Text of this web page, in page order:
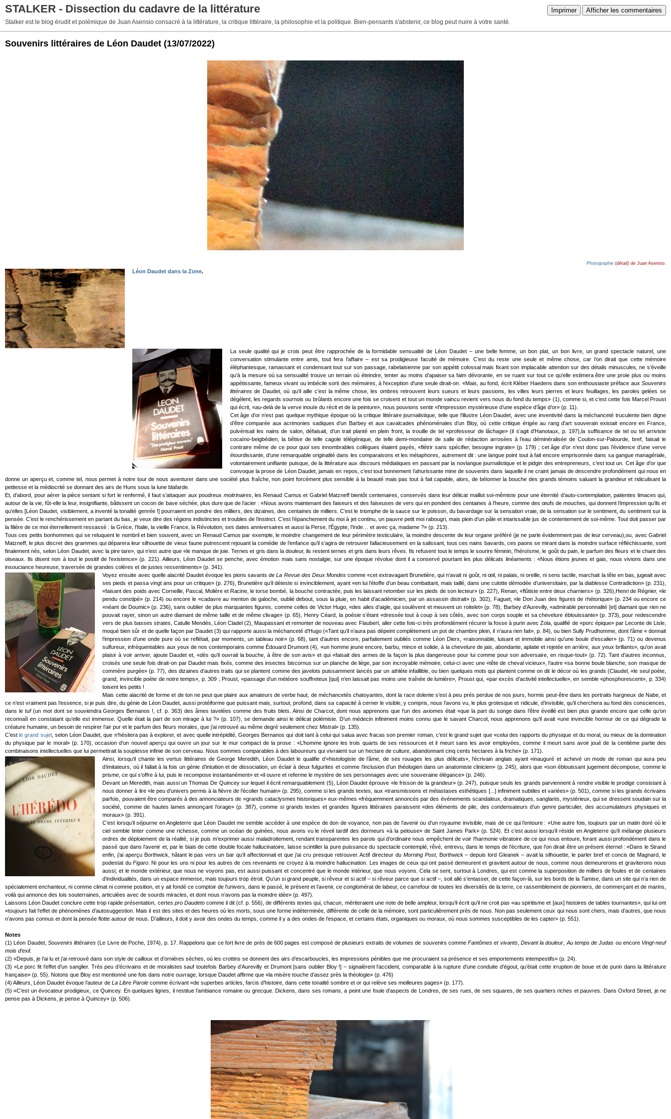
Imprimer Afficher les commentaires
STALKER - Dissection du cadavre de la littérature
Stalker est le blog érudit et polémique de Juan Asensio consacré à la littérature, la critique littéraire, la philosophie et la politique. Bien-pensants s'abstenir, ce blog peut nuire à votre santé.
Souvenirs littéraires de Léon Daudet (13/07/2022)
Photographie (détail) de Juan Asensio.
Léon Daudet dans la Zone.
La seule qualité qui je crois peut être rapprochée de la formidable sensualité de Léon Daudet – une belle femme, un bon plat, un bon livre, un grand spectacle naturel, une
conversation stimulante entre amis, tout fera l’affaire – est sa prodigieuse faculté de mémoire. C’est du reste une seule et même chose, car l’on dirait que cette mémoire
éléphantesque, ramassant et condensant tout sur son passage, rabelaisienne par son appétit colossal mais fixant son implacable attention sur des détails minuscules, ne s’éveille
qu’à la mesure où sa sensualité trouve un terrain où éteindre, tenter au moins d’apaiser sa faim dévorante, en se ruant sur tout ce qu'elle estimera être une proie plus ou moins
appétissante, fameux vivant ou imbécile sorti des mémoires, à l'exception d'une seule dirait-on. «Mais, au fond, écrit Kléber Haedens dans son enthousiaste préface aux Souvenirs
littérairesde Daudet, où qu’il aille c’est la même chose, les ombres retrouvent leurs sueurs et leurs passions, les villes leurs pierres et leurs feuillages, les paroles gelées se
dégèlent, les regards sournois ou brûlants encore une fois se croisent et tout un monde vaincu revient vers nous du fond du temps» (1), comme si, et c’est cette fois Marcel Proust
qui écrit, «au-delà de la verve inouïe du récit et de la peinture», nous pouvions sentir «l’impression mystérieuse d’une espèce d’âge d’or» (p. 11).
Cet âge d’or n’est pas quelque mythique époque où la critique littéraire journalistique, telle que l’illustre Léon Daudet, avec une inventivité dans la méchanceté truculente bien digne
d’être comparée aux acrimonies sadiques d’un Barbey et aux cavalcades phénoménales d’un Bloy, où cette critique érigée au rang d’art souverain existait encore en France,
pulvérisait les nains de salon, défaisait, d’un trait planté en plein front, la trouille de tel «professeur de lâchage» (il s’agit d’Hanotaux, p. 197),la suffisance de tel ou tel arriviste
cocaïno-beigbédien, la bêtise de telle cagole télégénique, de telle demi-mondaine de salle de rédaction arrosées à l’eau déminéralisée de Coulon-sur-Palourde, bref, faisait le
contraire même de ce pour quoi ses innombrables collègues étaient payés, «flétrir sans spécifier, besogne ingrate» (p. 179) ; cet âge d’or n’est donc pas l’évidence d’une verve
étourdissante, d’une remarquable originalité dans les comparaisons et les métaphores, autrement dit : une langue point tout à fait encore emprisonnée dans sa gangue managériale,
volontairement unifiante puisque, de la littérature aux discours médiatiques en passant par la novlangue journalistique et le pidgin des entrepreneurs, c’est tout un. Cet âge d’or que
convoque la prose de Léon Daudet, jamais en repos, c’est tout bonnement l’ahurissante mine de souvenirs dans laquelle il ne craint jamais de descendre profondément qui nous en
donne un aperçu et, comme tel, nous permet à notre tour de nous aventurer dans une société plus fraîche, non point forcément plus sensible à la beauté mais pas tout à fait capable, alors, de bétonner la bouche des grands témoins saluant la grandeur et ridiculisant la
petitesse et la médiocrité se donnant des airs de Huns sous la lune blafarde.
Et, d’abord, pour aérer la pièce sentant si fort le renfermé, il faut s’attaquer aux poudreux moitrinaires, les Renaud Camus et Gabriel Matzneff bientôt centenaires, conservés dans leur délicat maillot soi-mêmiste pour une éternité d’auto-contemplation, patientes limaces qui,
autour de la vie, fût-elle la leur, insignifiante, bâtissent un cocon de bave séchée, plus dure que de l’acier : «Nous avons maintenant des faiseurs et des faiseuses de vers qui en pondent des centaines à l’heure, comme des œufs de mouches, qui donnent l’impression qu’ils et
qu’elles [Léon Daudet, visiblement, a inventé la tonalité genrée !] pourraient en pondre des milliers, des dizaines, des centaines de milliers. C’est le triomphe de la sauce sur le poisson, du bavardage sur la sensation vraie, de la sensation sur le sentiment, du sentiment sur la
pensée. C’est le renchérissement en partant du bas, je veux dire des régions indistinctes et troubles de l’instinct. C’est l’épanchement du moi à jet continu, un pauvre petit moi rabougri, mais plein d’un pâle et intarissable jus de contentement de soi-même. Tout doit passer par
la filière de ce moi éternellement ressassé : la Grèce, l’Italie, la vieille France, la Révolution, ses dates anniversaires et aussi la Perse, l’Égypte, l’Inde… et avec ça, madame ?» (p. 213).
Tous ces petits bonhommes qui se reluquent le nombril et bien souvent, avec un Renaud Camus par exemple, le moindre changement de leur périmètre testiculaire, la moindre descente de leur organe préféré (je ne parle évidemment pas de leur cerveau),ou, avec Gabriel
Matzneff, le plus discret des grammes qui déparera leur silhouette de vieux faune putrescent rejouant la comédie de l’enfance qu’il s’agira de retrouver fallacieusement en la salissant, tous ces nains bavards, ces paons se mirant dans la moindre surface réfléchissante, sont
finalement nés, selon Léon Daudet, avec la pire tare», qui n’est autre que «le manque de joie. Ternes et gris dans la douleur, ils restent ternes et gris dans leurs rêves. Ils refusent tout le temps le sourire féminin, l’héroïsme, le goût du pain, le parfum des fleurs et le chant des
oiseaux. Ils disent non à tout le positif de l’existence» (p. 221). Ailleurs, Léon Daudet se penche, avec émotion mais sans nostalgie, sur une époque révolue dont il a conservé pourtant les plus délicats linéaments : «Nous étions jeunes et gais, nous vivions dans une
insouciance heureuse, traversée de grandes colères et de justes ressentiments» (p. 341).
Voyez ensuite avec quelle alacrité Daudet évoque les pions savants deLa Revue des Deux Mondescomme «cet extravagant Brunetière, qui n’avait ni goût, ni œil, ni palais, ni oreille, ni sens tactile, marchait la tête en bas, jugeait avec
ses pieds et passa vingt ans pour un critique» (p. 276), Brunetière qu’il déteste si invinciblement, ayant «en lui l’étoffe d’un beau combattant, mais taillé, dans une culotte démodée d’universitaire, par la diablesse Contradiction» (p. 231),
«faisant des poids avec Corneille, Pascal, Molière et Racine, le torse bombé, la bouche contractée, puis les laissant retomber sur les pieds de son lecteur» (p. 227), Renan, «flûtiste entre deux charniers» (p. 326),Henri de Régnier, «le
pendu constipé» (p. 214) ou encore le «cadavre au menton de galoche, oublié debout, sous la pluie, en habit d’académicien, par un assassin distrait» (p. 302), Faguet, «le Don Juan des figures de rhétorique» (p. 234 ou encore ce
«néant de Doumic» (p. 236), sans oublier de plus marquantes figures, comme celles de Victor Hugo, «des ailes d’aigle, qui soulèvent et meuvent un roitelet» (p. 78), Barbey d’Aurevilly, «admirable personnalité [et] diamant que rien ne
pouvait rayer, sinon un autre diamant de même taille et de même clivage» (p. 65), Henry Céard, la poésie s’étant «dressée tout à coup à ses côtés, avec son corps souple et sa chevelure éblouissante» (p. 373), pour redescendre
vers de plus basses strates, Catulle Mendès, Léon Cladel (2), Maupassant et remonter de nouveau avec Flaubert, aller cette fois-ci très profondément récurer la fosse à purin avec Zola, qualifié de «porc épique» par Leconte de Lisle,
moqué bien sûr et de quelle façon par Daudet (3) qui rapporte aussi la méchanceté d’Hugo («Tant qu’il n’aura pas dépeint complètement un pot de chambre plein, il n’aura rien fait», p. 84), ou bien Sully Prudhomme, dont l’âme « donnait
l’impression d’une onde pure où se reflétait, par moments, un tableau noir» (p. 68), tant d’autres encore, parfaitement oubliés comme Léon Dierx, «raisonnable, luisant et immobile ainsi qu’une boule d’escalier» (p. 71) ou devenus
sulfureux, infréquentables aux yeux de nos contemporains comme Édouard Drumont (4), «un homme jeune encore, barbu, mince et solide, à la chevelure de jais, abondante, aplatie et rejetée en arrière, aux yeux brillants», qu’on avait
plaisir à voir arriver, ajoute Daudet et, «dès qu’il ouvrait la bouche, à être de son avis» et qui «faisait des armes de la façon la plus dangereuse pour lui comme pour son adversaire, en risque-tout» (p. 72). Tant d’autres inconnus,
croisés une seule fois dirait-on par Daudet mais fixés, comme des insectes biscornus sur un planche de liège, par son incroyable mémoire, celui-ci avec une «tête de cheval vicieux», l’autre «sa bonne boule blanche, son masque de
commère purgée» (p. 77), des dizaines d’autres traits qui se plantent comme des javelots puissamment lancés par un athlète infaillible, ou bien quelques mots qui plantent comme on dit le décor où les grands (Claudel, «le seul poète,
grand, invincible poète de notre temps», p. 309 ; Proust, «passage d’un météore souffreteux [qui] n’en laissait pas moins une traînée de lumière», Proust qui, «par excès d’activité intellectuelle», en semble «phosphorescent», p. 334)
toisent les petits !
Mais cette alacrité de forme et de ton ne peut que plaire aux amateurs de verbe haut, de méchancetés chatoyantes, dont la race dolente s’est à peu près perdue de nos jours, hormis peut-être dans les portraits hargneux de Nabe, et
ce n’est vraiment pas l’essence, si je puis dire, du génie de Léon Daudet, aussi protéiforme que puissant mais, surtout, profond, dans sa capacité à cerner le visible, y compris, nous l’avons vu, le plus grotesque et ridicule, d’invisible, qu’il cherchera au fond des consciences,
dans le tuf(un mot dont se souviendra Georges Bernanos !, cf. p. 363) des âmes tavelées comme des fruits blets. Ainsi de Charcot, dont nous apprenons que l’un des axiomes était «que la part du songe dans l’être éveillé est bien plus grande encore que celle qu’on
reconnaît en constatant qu’elle est immense. Quelle était la part de son mirage à lui ?» (p. 107), se demande ainsi le délicat polémiste. D’un médecin infiniment moins connu que le savant Charcot, nous apprenons qu’il avait «une invincible horreur de ce qui dégrade la
créature humaine, un besoin de respirer l’air pur et le parfum des fleurs morales, que j’ai retrouvé au même degré seulement chez Mistral» (p. 135).
C’est le grand sujet, selon Léon Daudet, que n’hésitera pas à explorer, et avec quelle intrépidité, Georges Bernanos qui doit tant à celui qui salua avec fracas son premier roman, c’est le grand sujet que «celui des rapports du physique et du moral, ou mieux de la domination
du physique par le moral» (p. 170), occasion d’un nouvel aperçu qui ouvre un jour sur le mur compact de la prose : «L’homme ignore les trois quarts de ses ressources et il meurt sans les avoir employées, comme il meurt sans avoir joué de la centième partie des
combinaisons intellectuelles que lui permettrait la souplesse infinie de son cerveau. Nous sommes comparables à des laboureurs qui vivraient sur un hectare de culture, abandonnant cinq cents hectares à la friche» (p. 171).
Ainsi, lorsqu’il chante les vertus littéraires de George Meredith, Léon Daudet le qualifie d’«histologiste de l’âme, de ses rouages les plus délicats», l’écrivain anglais ayant «inauguré et achevé un mode de roman qui aura peu
d’imitateurs, où il fallait à la fois un génie d’intuition et de dissociation, un éclair à deux fulgurites et comme l’inclusion d’un théologien dans un anatomiste clinicien» (p. 245), alors que «son éblouissant jugement décompose, comme le
prisme, ce qui s’offre à lui, puis le recompose instantanément» et «il ouvre et referme le mystère de ses personnages avec une souveraine élégance» (p. 246).
Devant un Meredith, mais aussi un Thomas De Quincey sur lequel il écrit remarquablement (5), Léon Daudet éprouve «le frisson de la grandeur» (p. 247), puisque seuls les grands parviennent à rendre visible le prodige consistant à
nous donner à lire «le peu d’univers permis à la fièvre de l’écolier humain» (p. 295), comme si les grands textes, aux «transmissions et métastases esthétiques [...] infiniment subtiles et variées» (p. 501), comme si les grands écrivains
parfois, pouvaient être comparés à des annonciateurs de «grands cataclysmes historiques» eux-mêmes «fréquemment annoncés par des événements scandaleux, dramatiques, sanglants, mystérieux, qui se dressent soudain sur la
société, comme de hautes lames annonçant l’orage» (p. 387), comme si grands textes et grandes figures littéraires paraissent «des éléments de pile, des condensateurs d’un genre particulier, des accumulateurs physiques et
moraux» (p. 391).
C’est lorsqu’il séjourne en Angleterre que Léon Daudet me semble accéder à une espèce de don de voyance, non pas de l’avenir ou d’un royaume invisible, mais de ce qui l’entoure : «Une autre fois, toujours par un matin doré où le
ciel semble tinter comme une richesse, comme un océan de guinées, nous avons vu le réveil tardif des dormeurs «à la pelouse» de Saint James Park» (p. 524). Et c’est aussi lorsqu’il réside en Angleterre qu’il mélange plusieurs
ordres de déploiement de la réalité, si je puis m’exprimer aussi maladroitement, rendant transparentes les parois qui d’ordinaire nous empêchent de voir l’harmonie vibratoire de ce qui nous entoure, forant aussi profondément dans le
passé que dans l’avenir et, par le biais de cette double focale hallucinatoire, laisse scintiller la pure puissance du spectacle contemplé, rêvé, entrevu, dans le temps de l’écriture, que l’on dirait être un présent éternel : «Dans le Strand
enfin, j’ai aperçu Borthwick, hâtant le pas vers un bar qu’il affectionnait et que j’ai cru presque retrouver. Actif directeur du Morning Post, Borthwick – depuis lord Gleanek – avait la silhouette, le parler bref et concis de Magnard, le
podestat duFigaro . Ni pour les uns ni pour les autres de ces revenants ne croyez à la moindre hallucination. Les images de ceux qui ont passé demeurent et gravitent autour de nous, comme nous demeurerons et graviterons nous
aussi; et le monde extérieur, que nous ne voyons pas, est aussi puissant et concentré que le monde intérieur, que nous voyons. Cela se sent, surtout à Londres, qui est comme la superposition de milliers de foules et de centaines
d’individualités, dans un espace immense, mais toujours trop étroit. Qu’un si grand peuple, si rêveur et si actif – si rêveur parce que si actif –, soit allé s’entasser, de cette façon-là, sur les bords de la Tamise, dans un site qui n’a rien de
spécialement enchanteur, ni comme climat ni comme position, et y ait fondé ce comptoir de l’univers, dans le passé, le présent et l’avenir, ce conglomérat de labeur, ce carrefour de toutes les diversités de la terre, ce rassemblement de pionniers, de commerçant et de marins,
voilà qui annonce des lois souterraines, articulées avec de sourds miracles, et dont nous n’avons pas la moindre idée» (p. 497).
Laissons Léon Daudet conclure cette trop rapide présentation, certes pro Daudetocomme il dit (cf. p. 556), de différents textes qui, chacun, mériteraient une note de belle ampleur, lorsqu’il écrit qu’il ne croit pas «au spiritisme et [aux] histoires de tables tournantes», qui lui ont
«toujours fait l’effet de phénomènes d’autosuggestion. Mais il est des sites et des heures où les morts, sous une forme indéterminée, différente de celle de la mémoire, sont particulièrement près de nous. Non pas seulement ceux qui nous sont chers, mais d’autres, que nous
n’avons pas connus et dont la pensée flotte autour de nous. D’ailleurs, il doit y avoir des ondes du temps, comme il y a des ondes de l’espace, et certains états, organiques ou moraux, où nous sommes susceptibles de les capter» (p. 551).
Notes
(1) Léon Daudet, Souvenirs littéraires (Le Livre de Poche, 1974), p. 17. Rappelons que ce fort livre de près de 600 pages est composé de plusieurs extraits de volumes de souvenirs comme Fantômes et vivants, Devant la douleur Au temps de Judas ou encore Vingt-neuf
mois d’exil.
(2) «Depuis, je l’ai lu et j’ai retrouvé dans son style de cailloux et d’ornières sèches, où les crottins se donnent des airs d’escarboucles, les impressions pénibles que me procuraient sa présence et ses emportements intempestifs» (p. 24).
(3) «Le porc fit l’effet d’un sanglier. Très peu d’écrivains et de moralistes sauf toutefois Barbey d’Aurevilly et Drumont [sans oublier Bloy !] – signalèrent l’accident, comparable à la rupture d’une conduite d’égout, qu’était cette irruption de boue et de purin dans la littérature
française» (p. 55). Notons que Bloy est mentionné une fois dans notre ouvrage, lorsque Daudet affirme que «la misère touche d’assez près la théologie» (p. 476)
(4) Ailleurs, Léon Daudet évoque l’auteur de La Libre Parole comme écrivant «de superbes articles, farcis d’histoire, dans cette tonalité sombre et or qui relève ses meilleures pages» (p. 177).
(5) «C’est un évocateur prodigieux, ce Quincey. En quelques lignes, il restitue l’ambiance romaine ou grecque. Dickens, dans ses romans, a peint une foule d’aspects de Londres, de ses rues, de ses squares, de ses quartiers riches et pauvres. Dans Oxford Street, je ne
pense pas à Dickens, je pense à Quincey» (p. 506).